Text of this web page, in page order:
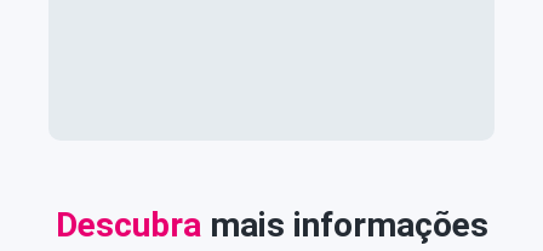
Descubramais informações